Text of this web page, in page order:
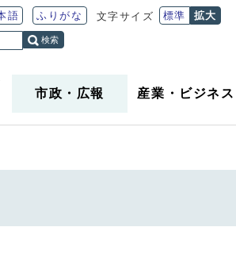
語 ふりがな 文字サイズ 標準 拡大
検索
市政 ・ 広報 産業 ・ ビジネス